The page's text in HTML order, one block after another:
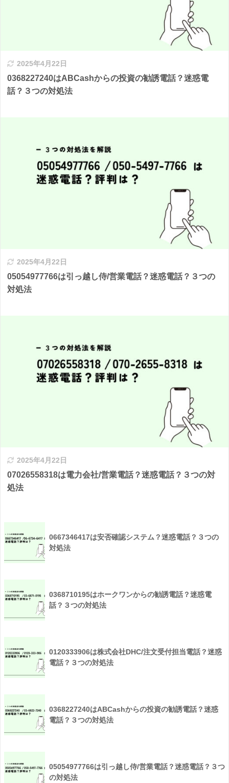
2025年4月22日
0368227240はABCashからの投資の勧誘電話？迷惑電
話？３つの対処法
2025年4月22日
05054977766は引っ越し侍/営業電話？迷惑電話？３つの
対処法
2025年4月22日
07026558318は電力会社/営業電話？迷惑電話？３つの対
処法
0667346417は安否確認システム？迷惑電話？３つの
対処法
0368710195はホークワンからの勧誘電話？迷惑電
話？３つの対処法
0120333906は株式会社DHC/注文受付担当電話？迷惑
電話？３つの対処法
0368227240はABCashからの投資の勧誘電話？迷惑
電話？３つの対処法
05054977766は引っ越し侍/営業電話？迷惑電話？３つ
の対処法